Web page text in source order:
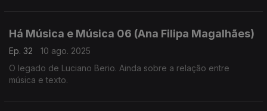
Há Música e Música 06 (Ana Filipa Magalhães)
Ep. 32
10 ago. 2025
O legado de Luciano Berio. Ainda sobre a relação entre
música e texto.